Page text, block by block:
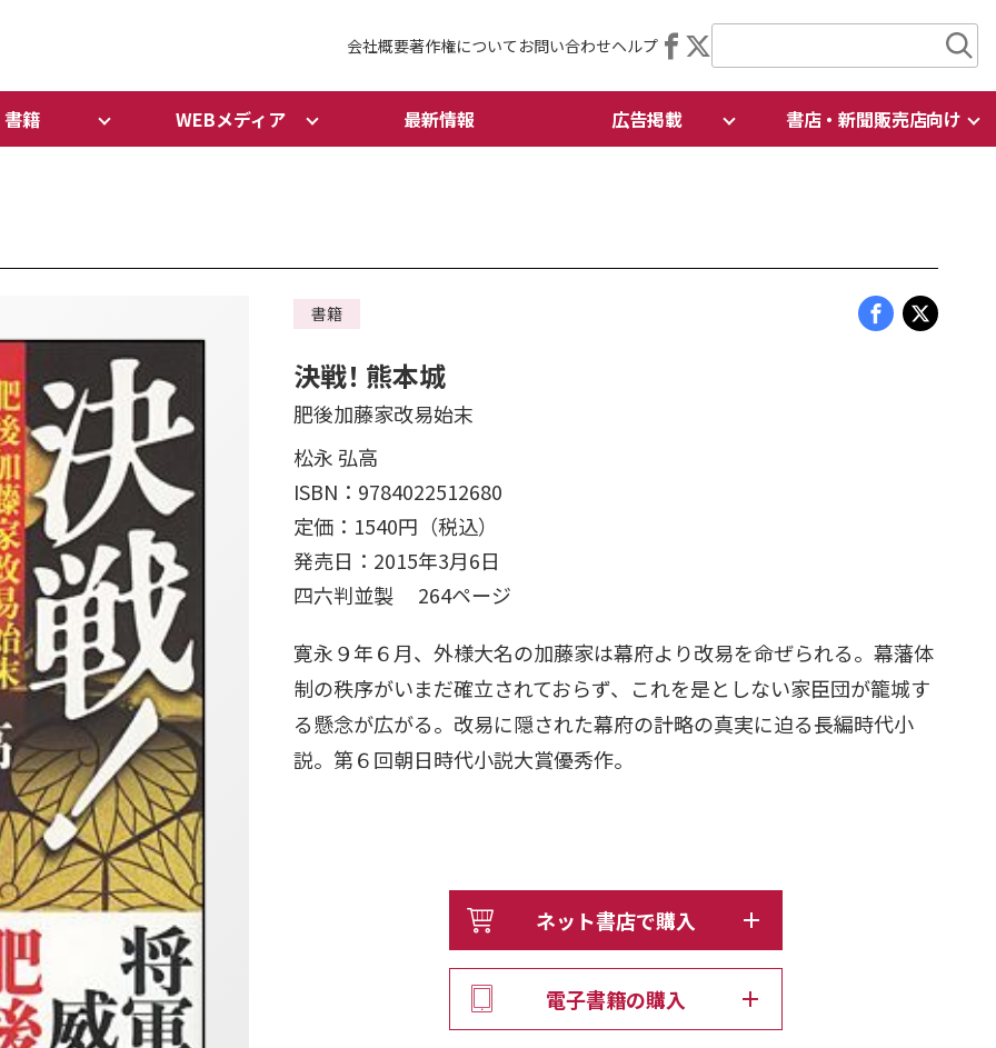
会社概要著作権について お問い合わせヘルプ
書籍 WEBメディア 最新情報 広告掲載 書店・新聞販売店向け
書籍
決戦！ 熊本城
肥後加藤家改易始末
松永 弘高
ISBN：9784022512680
定価：1540円（税込）
発売日：2015年3月6日
四六判並製 264ページ
寛永９年６月、外様大名の加藤家は幕府より改易を命ぜられる。幕藩体
制の秩序がいまだ確立されておらず、これを是としない家臣団が籠城す
る懸念が広がる。改易に隠された幕府の計略の真実に迫る長編時代小
説。第６回朝日時代小説大賞優秀作。
ネット書店で購入
電子書籍の購入